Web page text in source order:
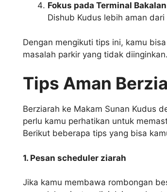
Fokus pada Terminal
Dishub Kudus lebih aman
Dengan mengikuti tips ini, kamu
masalah parkir yang tidak diinginkan.
Tips Aman
Berziarah ke Makam Sunan Kudus
perlu kamu perhatikan untuk
Berikut beberapa tips yang bisa
1. Pesan scheduler ziarah
Jika kamu membawa rombongan